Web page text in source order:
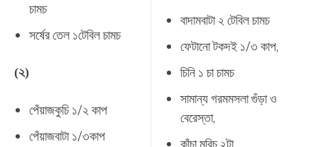
চামচ
সর্ষেরতেল ১টেবিলচামচ
(২)
পেঁয়াজকুচি ১/২ কাপ
পেঁয়াজবাটা ১/৩কাপ
বাদামবাটা ২ টেবিলচামচ
ফেটানোটকদই ১/৩ কাপ,
চিনি ১ চাচামচ
সামান্যগরমমসলাগুঁড়াও
বেরেস্তা,